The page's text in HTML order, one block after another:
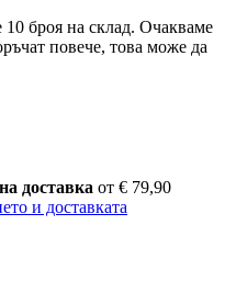
броя на склад. Очакваме
повече, това може да
доставка от € 79,90
и доставката